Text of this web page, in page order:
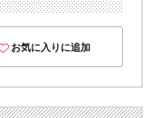
お気に入りに追加